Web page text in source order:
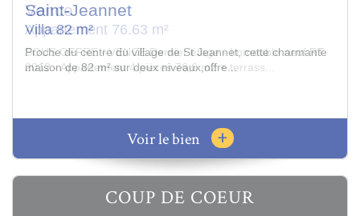
Vence
Appartement 76.63 m²
SOUS OFFRE - VENCE Dernier étage - Immeuble neuf RT
2012 - Appartement 4 pièces 76,6 m2 + terrass...
Voir le bien +
COUP DE COEUR